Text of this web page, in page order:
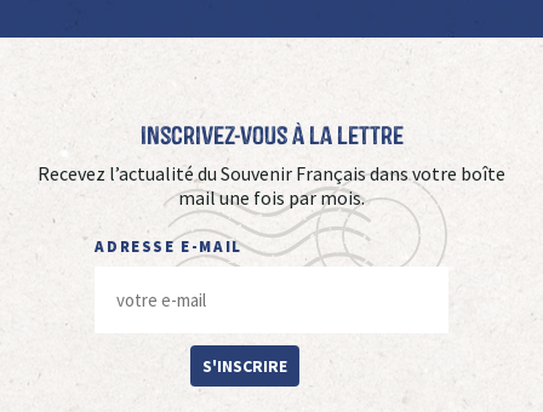
Inscrivez-vous à La Lettre
Recevez l’actualité du Souvenir Français dans votre boîte
mail une fois par mois.
ADRESSE E-MAIL
S'INSCRIRE